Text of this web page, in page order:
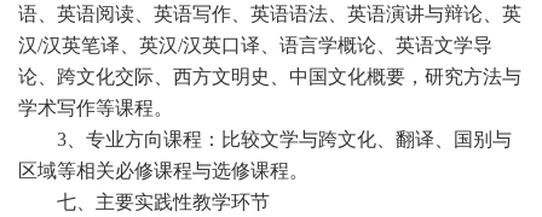
语、英语阅读、英语写作、英语语法、英语演讲与辩论、英
汉/汉英笔译、英汉/汉英口译、语言学概论、英语文学导
论、跨文化交际、西方文明史、中国文化概要，研究方法与
学术写作等课程。
3、专业方向课程：比较文学与跨文化、翻译、国别与
区域等相关必修课程与选修课程。
七、主要实践性教学环节